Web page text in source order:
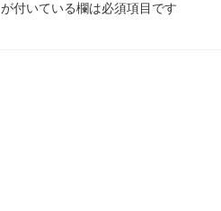
が付いている欄は必須項目です